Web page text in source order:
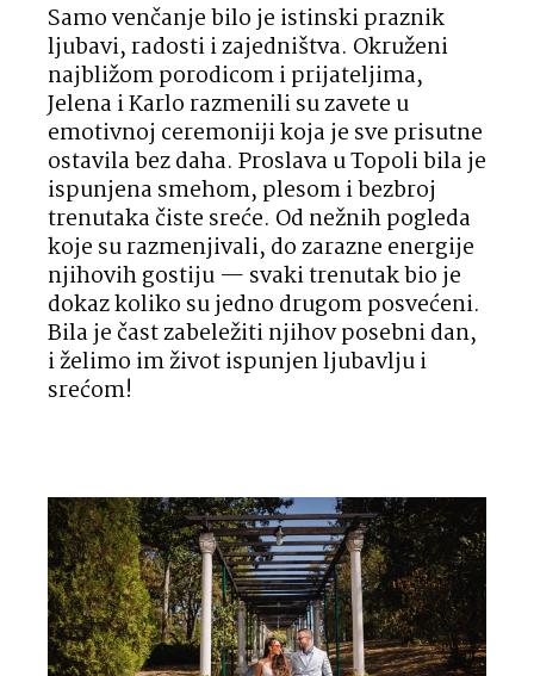
Samo venčanje bilo je istinski praznik
ljubavi, radosti i zajedništva. Okruženi
najbližom porodicom i prijateljima,
Jelena i Karlo razmenili su zavete u
emotivnoj ceremoniji koja je sve prisutne
ostavila bez daha. Proslava u Topoli bila je
ispunjena smehom, plesom i bezbroj
trenutaka čiste sreće. Od nežnih pogleda
koje su razmenjivali, do zarazne energije
njihovih gostiju — svaki trenutak bio je
dokaz koliko su jedno drugom posvećeni.
Bila je čast zabeležiti njihov posebni dan,
i želimo im život ispunjen ljubavlju i
srećom!